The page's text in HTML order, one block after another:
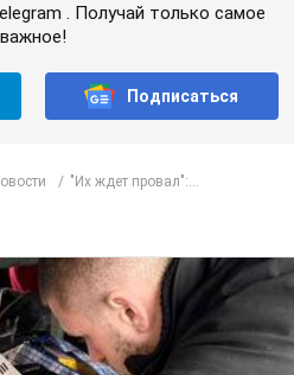
. Получай только самое
важное!
Подписаться
"Их ждет провал":...